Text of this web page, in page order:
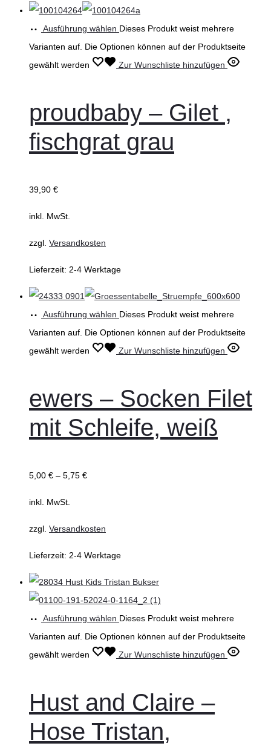
Ausführung wählen Dieses Produkt weist mehrere
Varianten auf. Die Optionen können auf der Produktseite
gewählt werden
Zur Wunschliste hinzufügen
proudbaby – Gilet ,
fischgrat grau
39,90 €
inkl. MwSt.
zzgl. Versandkosten
Lieferzeit: 2-4 Werktage
Ausführung wählen Dieses Produkt weist mehrere
Varianten auf. Die Optionen können auf der Produktseite
gewählt werden
Zur Wunschliste hinzufügen
ewers – Socken Filet
mit Schleife, weiß
5,00 € – 5,75 €
inkl. MwSt.
zzgl. Versandkosten
Lieferzeit: 2-4 Werktage
Ausführung wählen Dieses Produkt weist mehrere
Varianten auf. Die Optionen können auf der Produktseite
gewählt werden
Zur Wunschliste hinzufügen
Hust and Claire –
Hose Tristan,